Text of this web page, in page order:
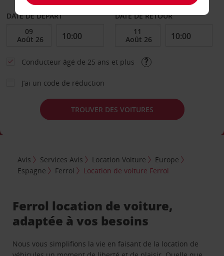
DATE DE DÉPART DATE DE RETOUR
Conducteur âgé de 25 ans et plus
J’ai un code de réduction
TROUVER DES VOITURES
Avis Services Avis Location Voiture
Europe
Espagne
Ferrol Location de voiture Ferrol
Ferrol location de voiture,
adaptée à vos besoins
Nous vous simplifions la vie en faisant de la location de